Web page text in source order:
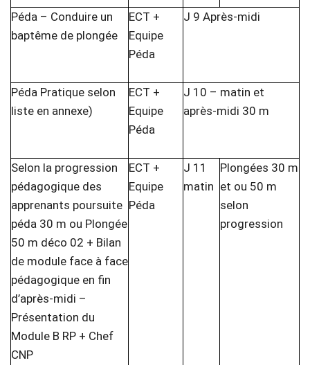
Péda – Conduire un
baptême de plongée
ECT +
Equipe
Péda
J 9 Après-midi
Péda Pratique selon
liste en annexe)
ECT +
Equipe
Péda
J 10 – matin et
après-midi 30 m
Selon la progression
pédagogique des
apprenants poursuite
péda 30 m ou Plongée
50 m déco 02 + Bilan
de module face à face
pédagogique en fin
d’après-midi –
Présentation du
Module B RP + Chef
CNP
ECT +
Equipe
Péda
J 11
matin
Plongées 30 m
et ou 50 m
selon
progression